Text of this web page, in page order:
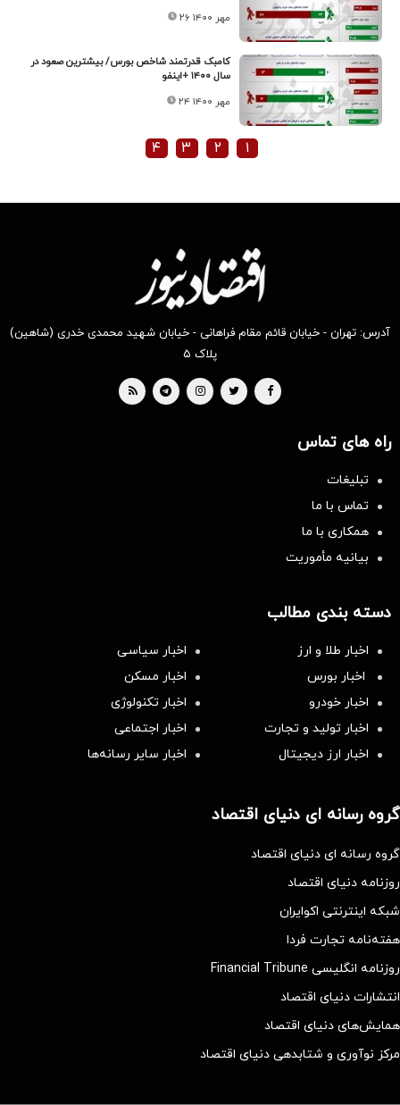
۲۶ مهر ۱۴۰۰
کامبک قدرتمند شاخص بورس/ بیشترین صعود در
سال ۱۴۰۰ +اینفو
۲۴ مهر ۱۴۰۰
۱ ۲ ۳ ۴
آدرس: تهران - خیابان قائم مقام فراهانی - خیابان شهید محمدی خدری (شاهین)
پلاک ۵
راه های تماس
تبلیغات
تماس با ما
همکاری با ما
بیانیه مأموریت
دسته بندی مطالب
اخبار طلا و ارز
اخبار سیاسی
اخبار بورس
اخبار مسکن
اخبار خودرو
اخبار تکنولوژی
اخبار تولید و تجارت
اخبار اجتماعی
اخبار ارز دیجیتال
اخبار سایر رسانه‌‌ها
گروه رسانه ای دنیای اقتصاد
گروه رسانه ای دنیای اقتصاد
روزنامه دنیای اقتصاد
شبکه اینترنتی اکوایران
هفته‌نامه تجارت فردا
روزنامه انگلیسی Financial Tribune
انتشارات دنیای اقتصاد
همایش‌های دنیای اقتصاد
مرکز نوآوری و شتابدهی دنیای اقتصاد